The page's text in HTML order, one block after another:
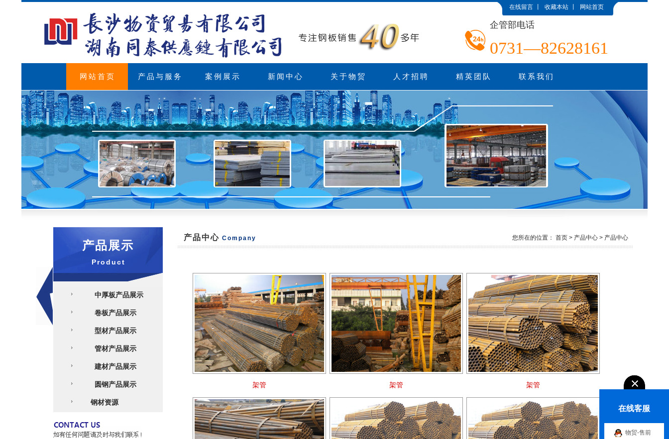
在线留言 收藏本站 网站首页
企管部电话
0731—82628161
网站首页 产品与服务 案例展示 新闻中心 关于物贸 人才招聘 精英团队 联系我们
产品展示
Product
中厚板产品展示
卷板产品展示
型材产品展示
管材产品展示
建材产品展示
圆钢产品展示
钢材资源
您所在的位置： 首页 > 产品中心 > 产品中心
产品中心 Company
架管 架管 架管
在线客服
物贸-售前